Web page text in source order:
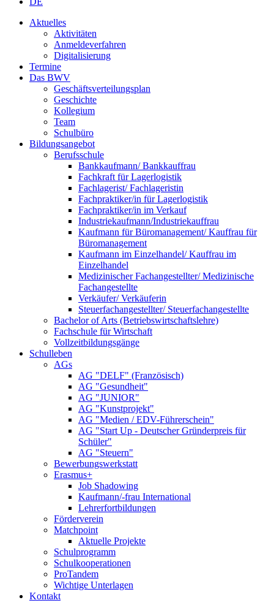
Aktuelles
Aktivitäten
Anmeldeverfahren
Digitalisierung
Termine
Das BWV
Geschäftsverteilungsplan
Geschichte
Kollegium
Team
Schulbüro
Bildungsangebot
Berufsschule
Bankkaufmann/ Bankkauffrau
Fachkraft für Lagerlogistik
Fachlagerist/ Fachlageristin
Fachpraktiker/in für Lagerlogistik
Fachpraktiker/in im Verkauf
Industriekaufmann/Industriekauffrau
Kaufmann für Büromanagement/ Kauffrau für
Büromanagement
Kaufmann im Einzelhandel/ Kauffrau im
Einzelhandel
Medizinischer Fachangestellter/ Medizinische
Fachangestellte
Verkäufer/ Verkäuferin
Steuerfachangestellter/ Steuerfachangestellte
Bachelor of Arts (Betriebswirtschaftslehre)
Fachschule für Wirtschaft
Vollzeitbildungsgänge
Schulleben
AGs
AG "DELF" (Französisch)
AG "Gesundheit"
AG "JUNIOR"
AG "Kunstprojekt"
AG "Medien / EDV-Führerschein"
AG "Start Up - Deutscher Gründerpreis für
Schüler"
AG "Steuern"
Bewerbungswerkstatt
Erasmus+
Job Shadowing
Kaufmann/-frau International
Lehrerfortbildungen
Förderverein
Matchpoint
Aktuelle Projekte
Schulprogramm
Schulkooperationen
ProTandem
Wichtige Unterlagen
Kontakt